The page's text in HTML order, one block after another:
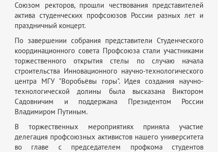
Союзом ректоров, прошли чествования представителей
актива студенческих профсоюзов России разных лет и
праздничный концерт.
По завершении собрания представители Студенческого
координационного совета Профсоюза стали участниками
торжественного открытия стелы по случаю начала
строительства Инновационного научно-технологического
центра МГУ "Воробьёвы горы". Идея создания научно-
технологической долины была высказана Виктором
Садовничим и поддержана Президентом России
Владимиром Путиным.
В торжественных мероприятиях приняла участие
делегация профсоюзных активистов нашего университета
во главе с председателем профкома студентов